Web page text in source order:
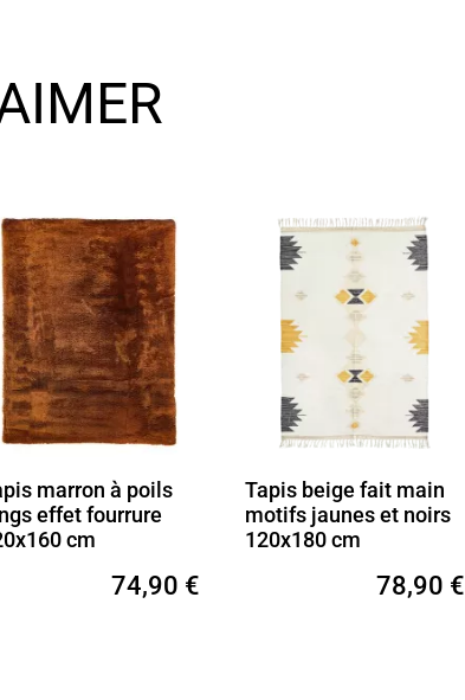
beige fait main
jaunes et noirs
cm
78,90 €
Tapis Dunes | Tapis
Blanc Extra Doux à
Relief 160x230 cm
169,00 €